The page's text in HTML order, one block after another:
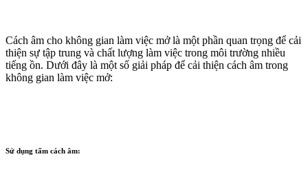
Cách âm cho không gian làm việc mở là một phần quan trọng để cải
thiện sự tập trung và chất lượng làm việc trong môi trường nhiều
tiếng ồn. Dưới đây là một số giải pháp để cải thiện cách âm trong
không gian làm việc mở:
Sử dụng tấm cách âm: